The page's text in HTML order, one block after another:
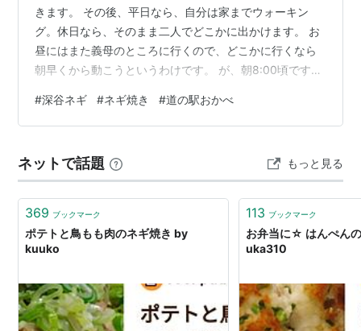
きます。 その後、平日なら、自分は家までウォーキン
グ。休日なら、そのまま二人でどこかに出かけます。 お
昼にはまた義母のところに行くので、どこかに行くなら
朝早くから動こうというわけです。 が、朝8:00頃です。
どなく、モーニング営業してるファミレスとかしかあり
ません。 あと9:00になると、ホームセンターとか農産直
です。 先日の昭和の日もこのパターンでした。 せっかく
の祭日、どこか行きたい気持ちはあれど、「どうしよ
う？、まだどこも開いてない…
#深谷ネギ #ネギ焼き #道の駅おかべ
ネットで話題 もっと見る
369 ブックマーク
ポテトと鳥もも肉のネギ焼き by
kuuko
113 ブックマーク
お弁当に☆ はんぺん
uka310